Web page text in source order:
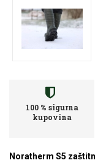
100 % sigurna
kupovina
Noratherm S5